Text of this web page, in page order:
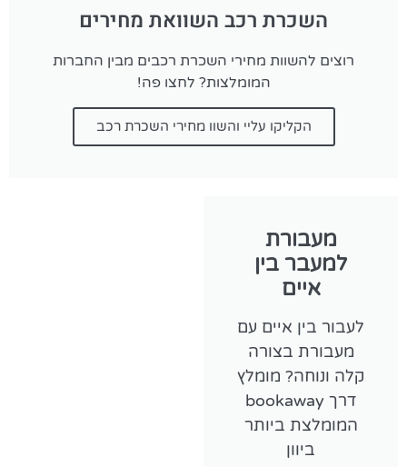
השכרת רכב השוואת מחירים
רוצים להשוות מחירי השכרת רכבים מבין החברות
המומלצות? לחצו פה!
הקליקו עליי והשוו מחירי השכרת רכב
מעבורת
למעבר בין
איים
לעבור בין איים עם
מעבורת בצורה
קלה ונוחה? מומלץ
דרך bookaway
המומלצת ביותר
ביוון